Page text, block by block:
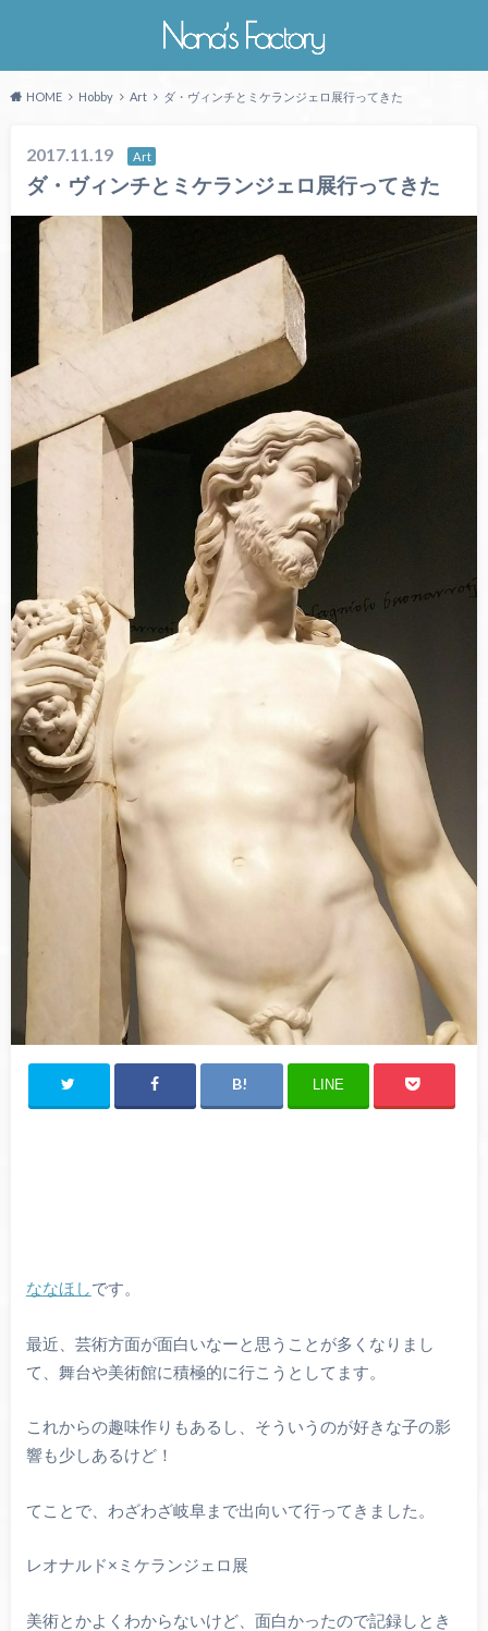
HOME Hobby Art ダ・ヴィンチとミケランジェロ展行ってきた
2017.11.19 Art
ダ・ヴィンチとミケランジェロ展行ってきた
LINE
ななほしです。
最近、芸術方面が面白いなーと思うことが多くなりまし
て、舞台や美術館に積極的に行こうとしてます。
これからの趣味作りもあるし、そういうのが好きな子の影
響も少しあるけど！
てことで、わざわざ岐阜まで出向いて行ってきました。
レオナルド×ミケランジェロ展
美術とかよくわからないけど、面白かったので記録しとき